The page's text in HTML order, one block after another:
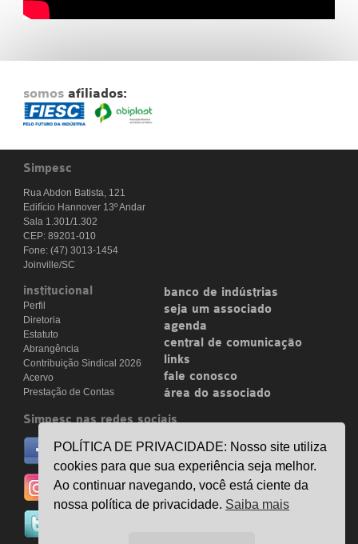
somos afiliados:
Simpesc
Rua Abdon Batista, 121
Edifício Hannover 13º Andar
Sala 1.301/1.302
CEP: 89201-010
Fone: (47) 3013-1454
Joinville/SC
institucional
Perfil
Diretoria
Estatuto
Abrangência
Contribuição Sindical 2026
Acervo
Prestação de Contas
banco de indústrias
seja um associado
agenda
central de comunicação
links
fale conosco
área do associado
Simpesc nas redes sociais
no facebook
/simpesc
no instagram
@simpescplasticos
POLÍTICA DE PRIVACIDADE: Nosso site utiliza
cookies para que sua experiência seja melhor.
Ao continuar navegando, você está ciente da
nossa política de privacidade. Saiba mais